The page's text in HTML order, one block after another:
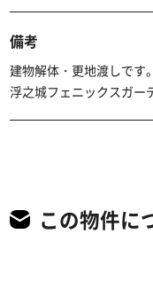
備考
建物解体・更地渡しです。
浮之城フェニックスガ
この物件に